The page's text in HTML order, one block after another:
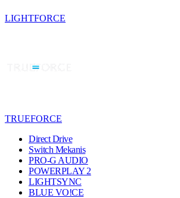
LIGHTFORCE
TRUEFORCE
Direct Drive
Switch Mekanis
PRO-G AUDIO
POWERPLAY 2
LIGHTSYNC
BLUE VO!CE